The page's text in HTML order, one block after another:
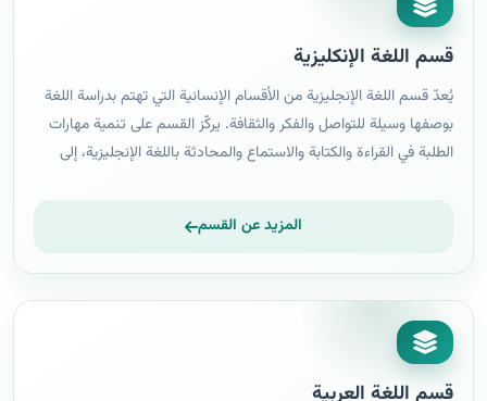
قسم اللغة الإنكليزية
يُعدّ قسم اللغة الإنجليزية من الأقسام الإنسانية التي تهتم بدراسة اللغة
بوصفها وسيلة للتواصل والفكر والثقافة. يركّز القسم على تنمية مهارات
الطلبة في القراءة والكتابة والاستماع والمحادثة باللغة الإنجليزية، إلى
المزيد عن القسم